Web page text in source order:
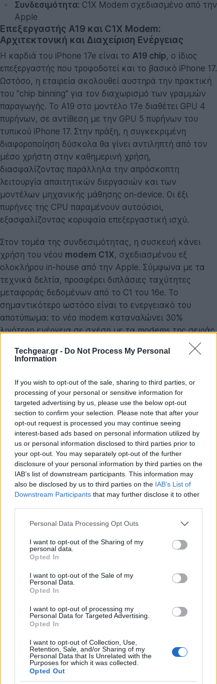
Techgear.gr - Do Not Process My Personal
Information
If you wish to opt-out of the sale, sharing to third parties, or
processing of your personal or sensitive information for
targeted advertising by us, please use the below opt-out
section to confirm your selection. Please note that after your
opt-out request is processed you may continue seeing
interest-based ads based on personal information utilized by
us or personal information disclosed to third parties prior to
your opt-out. You may separately opt-out of the further
disclosure of your personal information by third parties on the
IAB’s list of downstream participants. This information may
also be disclosed by us to third parties on the IAB’s List of
Downstream Participants that may further disclose it to other
Please note that this website/app uses one or more Google
not limited to your visit or usage behaviour. You may click to
grant or deny consent to Google and its third-party tags to
use your data for below specified purposes in below Google
consent section.
Personal Data Processing Opt Outs
I want to opt-out of the Sharing of my
personal data.
Opted In
I want to opt-out of the Sale of my
Personal Data.
Opted In
I want to opt-out of processing my
Personal Data for Targeted Advertising.
Opted In
I want to opt-out of Collection, Use,
Retention, Sale, and/or Sharing of my
Personal Data that Is Unrelated with the
Purposes for which it was collected.
Opted Out
Συνδεσιμότητα: C1X Modem σχεδιασμένο από την
Apple
Επεξεργαστής A19 και C1X Modem:
Αρχιτεκτονική και Διαχείριση Ενέργειας
Η καρδιά του iPhone 17e είναι το A19 chip, ο ίδιος
επεξεργαστής που τροφοδοτεί και το βασικό iPhone 17.
Ωστόσο, η εταιρεία ακολουθεί αυστηρά την πρακτική
του "chip binning" για τον διαχωρισμό των γραμμών
παραγωγής. Το A19 στο μοντέλο 17e διαθέτει GPU 4
πυρήνων, σε αντίθεση με την GPU 5 πυρήνων του
τυπικού iPhone 17. Στην πράξη, η συγκεκριμένη
διαφοροποίηση δύσκολα θα γίνει αντιληπτή από τον
μέσο χρήστη στην καθημερινή χρήση,
διασφαλίζοντας παράλληλα την απρόσκοπτη
λειτουργία απαιτητικών διεργασιών και των
μοντέλων μηχανικής μάθησης on-device. Οι έξι
πυρήνες της CPU παραμένουν αυτούσιοι,
εξασφαλίζοντας κορυφαία επεξεργαστική ισχύ.
Στον τομέα της συνδεσιμότητας, η συσκευή κάνει
χρήση του νέου modem C1X, σχεδιασμένου εξ
ολοκλήρου in-house από την Apple. Σύμφωνα με τα
τεχνικά δελτία, προσφέρει διπλάσιες ταχύτητες
μεταφοράς δεδομένων από το C1 του 16e. Το
σημαντικότερο ωστόσο είναι το ενεργειακό του
αποτύπωμα: το νέο modem καταναλώνει 30%
λιγότερη ενέργεια σε σχέση με τα modems της σειράς
iPhone 16 Pro. Η δραστική μείωση της ενεργειακής
απαίτησης επιτρέπει στη συσκευή να διατηρεί
αντέχοντας με άνεση την εξάντληση που προκαλούν
τα σύγχρονα δίκτυα 5G.
Οθόνη και Σχεδιασμός: Ceramic Shield 2 και
Σχεδιαστικά, η συσκευή διατηρεί το αυστηρό, επίπεδο
προφίλ των προκατόχων της, κάνοντας χρήση
πλαισίου από αλουμίνιο αεροδιαστημικής ποιότητας.
Με βάρος μόλις 169 γραμμάρια, προσφέρει κορυφαία
εργονομία στο χέρι. Διαθέτει πιστοποίηση IP68,
εξασφαλίζοντας υψηλή αντοχή στη σκόνη και το